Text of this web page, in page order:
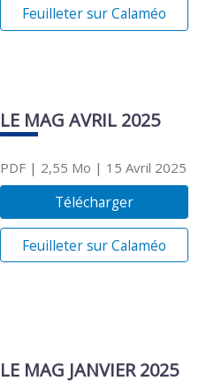
Feuilleter sur Calaméo
LE MAG AVRIL 2025
PDF| 2,55 Mo | 15 Avril 2025
Télécharger
Feuilleter sur Calaméo
LE MAG JANVIER 2025